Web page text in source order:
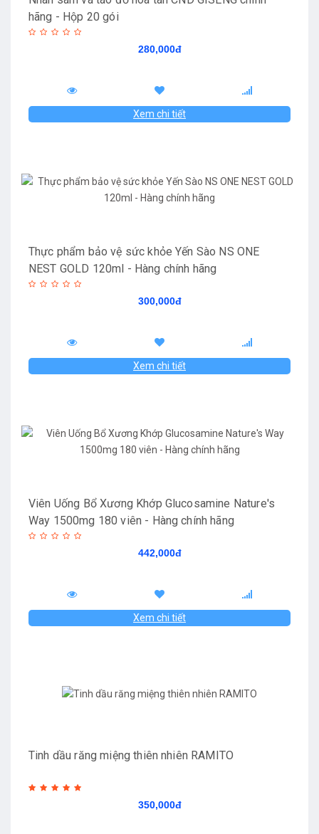
hãng - Hộp 20 gói
280,000đ
Xem chi tiết
Thực phẩm bảo vệ sức khỏe Yến Sào NS ONE
NEST GOLD 120ml - Hàng chính hãng
300,000đ
Xem chi tiết
Viên Uống Bổ Xương Khớp Glucosamine Nature's
Way 1500mg 180 viên - Hàng chính hãng
442,000đ
Xem chi tiết
Tinh dầu răng miệng thiên nhiên RAMITO
350,000đ